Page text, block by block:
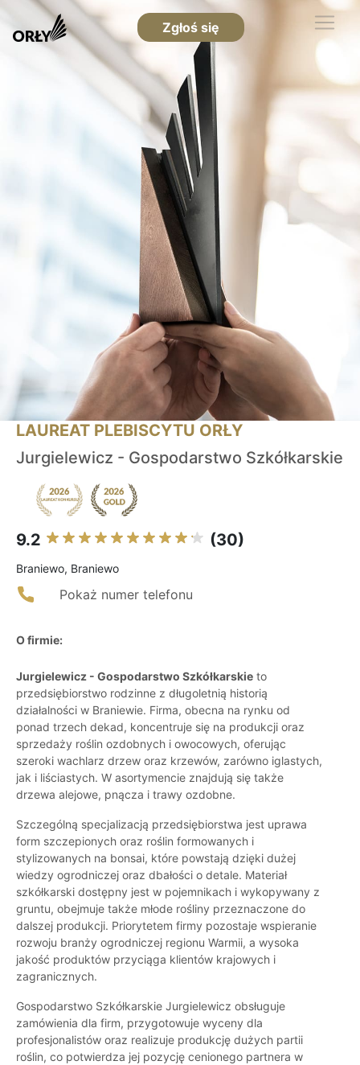
Zgłoś się
LAUREAT PLEBISCYTU ORŁY
Jurgielewicz - Gospodarstwo Szkółkarskie
9.2 (30)
Braniewo, Braniewo
Pokaż numer telefonu
O firmie:
Jurgielewicz - Gospodarstwo Szkółkarskie to
przedsiębiorstwo rodzinne z długoletnią historią
działalności w Braniewie. Firma, obecna na rynku od
ponad trzech dekad, koncentruje się na produkcji oraz
sprzedaży roślin ozdobnych i owocowych, oferując
szeroki wachlarz drzew oraz krzewów, zarówno iglastych,
jak i liściastych. W asortymencie znajdują się także
drzewa alejowe, pnącza i trawy ozdobne.
Szczególną specjalizacją przedsiębiorstwa jest uprawa
form szczepionych oraz roślin formowanych i
stylizowanych na bonsai, które powstają dzięki dużej
wiedzy ogrodniczej oraz dbałości o detale. Materiał
szkółkarski dostępny jest w pojemnikach i wykopywany z
gruntu, obejmuje także młode rośliny przeznaczone do
dalszej produkcji. Priorytetem firmy pozostaje wspieranie
rozwoju branży ogrodniczej regionu Warmii, a wysoka
jakość produktów przyciąga klientów krajowych i
zagranicznych.
Gospodarstwo Szkółkarskie Jurgielewicz obsługuje
zamówienia dla firm, przygotowuje wyceny dla
profesjonalistów oraz realizuje produkcję dużych partii
roślin, co potwierdza jej pozycję cenionego partnera w